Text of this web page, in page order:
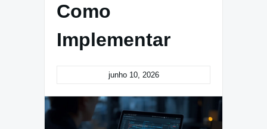
Como
Implementar
junho 10, 2026